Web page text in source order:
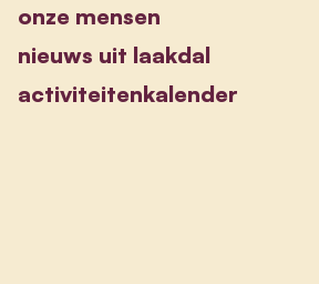
onze mensen
nieuws uit laakdal
activiteitenkalender